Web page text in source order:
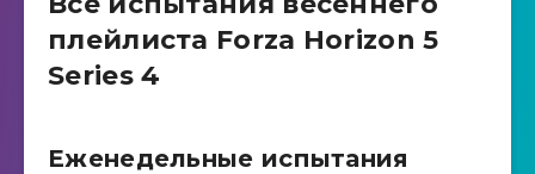
плейлиста Forza Horizon 5
Series 4
Еженедельные испытания